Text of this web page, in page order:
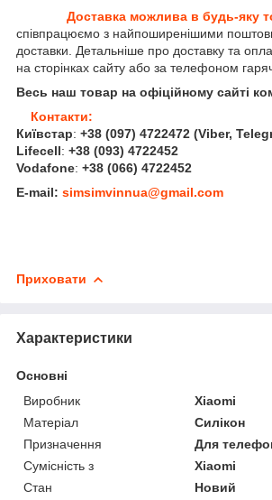
Доставка можлива в будь-яку
співпрацюємо з найпоширенішими
доставки. Детальніше про доставку та
на сторінках сайту або за телефоном
Весь наш товар на офіційному сайті
Контакти:
Київстар: +38 (097) 4722472 (Viber,
Lifecell: +38 (093) 4722452
Vodafone: +38 (066) 4722452
E-mail: simsimvinnua@gmail.com
Приховати
Характеристики
Основні
Виробник
Xiaomi
Матеріал
Силікон
Призначення
Для
Сумісність з
Xiaomi
Стан
Новий